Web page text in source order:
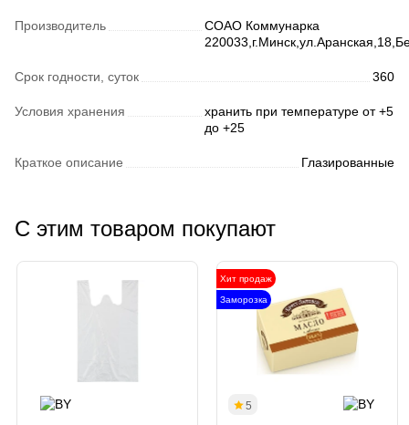
Производитель
СОАО Коммунарка
Срок годности, суток 360
Условия хранения
хранить при температуре от +5
до +25
Краткое описание Глазированные
С этим товаром покупают
Хит продаж
Заморозка
5